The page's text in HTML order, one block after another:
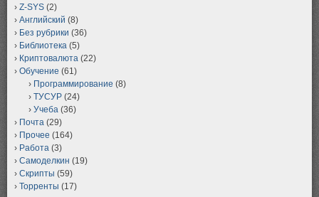
Z-SYS (2)
Английский (8)
Без рубрики (36)
Библиотека (5)
Криптовалюта (22)
Обучение (61)
Программирование (8)
ТУСУР (24)
Учеба (36)
Почта (29)
Прочее (164)
Работа (3)
Самоделкин (19)
Скрипты (59)
Торренты (17)